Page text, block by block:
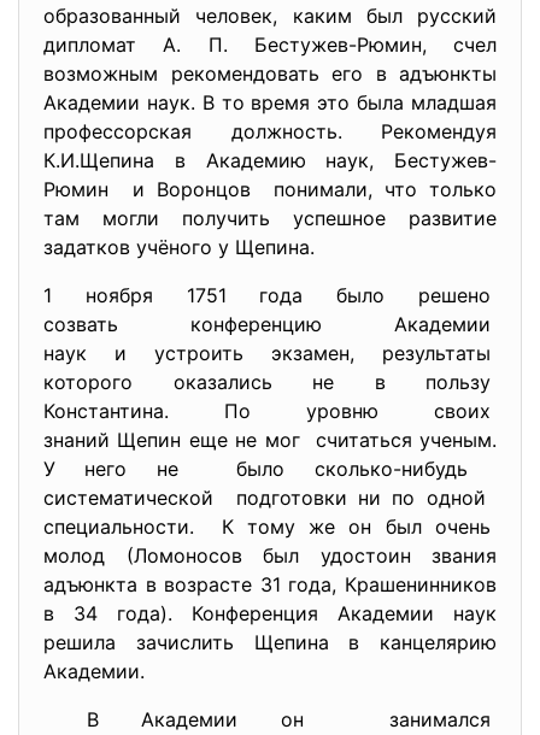
образованный человек, каким был русский
дипломат А. П. Бестужев-Рюмин, счел
возможным рекомендовать его в адъюнкты
Академии наук. В то время это была младшая
профессорская должность. Рекомендуя
К.И.Щепина в Академию наук, Бестужев-
Рюмин и Воронцов понимали, что только
там могли получить успешное развитие
задатков учёного у Щепина.
1 ноября 1751 года было решено
созвать конференцию Академии
наук и устроить экзамен, результаты
которого оказались не в пользу
Константина. По уровню своих
знаний Щепин еще не мог считаться ученым.
У него не было сколько-нибудь
систематической подготовки ни по одной
специальности. К тому же он был очень
молод (Ломоносов был удостоин звания
адъюнкта в возрасте 31 года, Крашенинников
в 34 года). Конференция Академии наук
решила зачислить Щепина в канцелярию
Академии.
В Академии он занимался